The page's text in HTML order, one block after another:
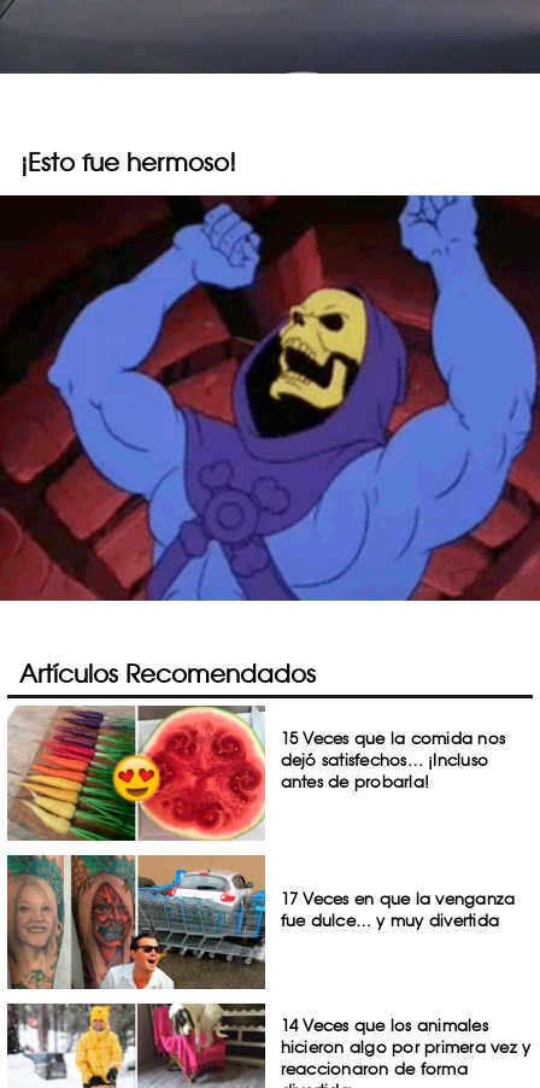
¡Esto fue hermoso!
Artículos Recomendados
15 Veces que la comida nos
dejó satisfechos… ¡Incluso
antes de probarla!
17 Veces en que la venganza
fue dulce… y muy divertida
14 Veces que los animales
hicieron algo por primera vez y
reaccionaron de forma